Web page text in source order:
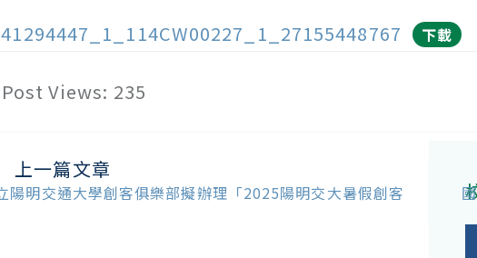
下載
Post Views: 235
上一篇文章
陽明交通大學創客俱樂部擬辦理「2025陽明交大暑假創客